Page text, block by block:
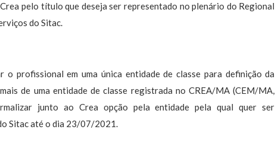
pelo título que deseja ser representado no plenário do Regional
do Sitac.
o profissional em uma única entidade de classe para definição da
de uma entidade de classe registrada no CREA/MA (CEM/MA,
junto ao Crea opção pela entidade pela qual quer ser
Sitac até o dia 23/07/2021.